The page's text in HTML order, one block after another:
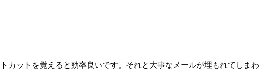
カットを覚えると効率良いです。それと大事なメールが埋もれてしまわ